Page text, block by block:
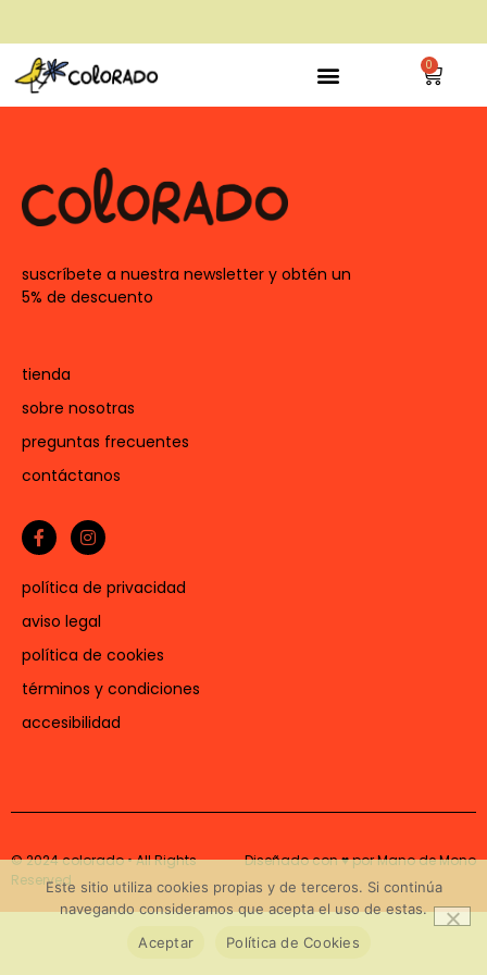
envío gratis a partir de 28€ 0
suscríbete a nuestra newsletter y obtén un
5% de descuento
tienda
sobre nosotras
preguntas frecuentes
contáctanos
política de privacidad
aviso legal
política de cookies
términos y condiciones
accesibilidad
© 2024 colorado • All Rights
Reserved
Diseñado con ♥ por Mano de Mono
Este sitio utiliza cookies propias y de terceros. Si continúa
navegando consideramos que acepta el uso de estas.
Aceptar
Política de Cookies